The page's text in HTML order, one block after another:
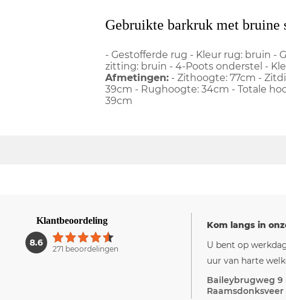
Gebruikte barkruk met bruine
- Gestofferde rug - Kleur rug: bruin -
zitting: bruin - 4-Poots onderstel -
Afmetingen: - Zithoogte: 77cm -
39cm - Rughoogte: 34cm - Totale
39cm
Klantbeoordeling
8.6 1
271 beoordelingen
Kom langs in
U bent op
uur van harte
Baileybrugweg 9
Raamsdonksveer